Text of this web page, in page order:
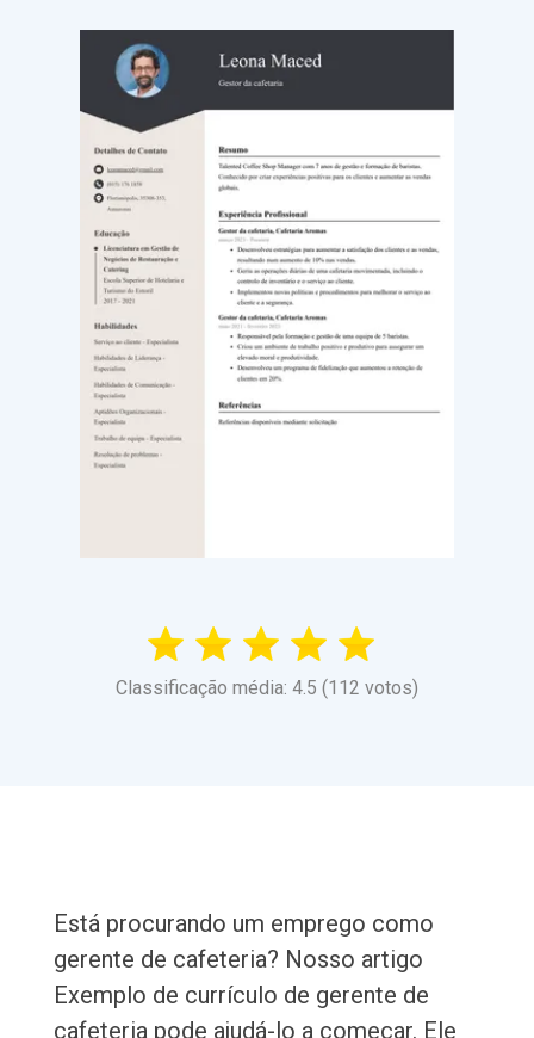
Classificação média: 4.5 (112 votos)
Está procurando um emprego como
gerente de cafeteria? Nosso artigo
Exemplo de currículo de gerente de
cafeteria pode ajudá-lo a começar. Ele